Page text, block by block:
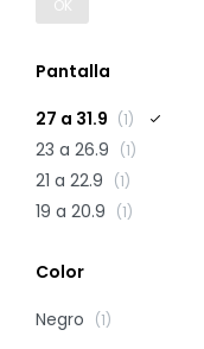
OK
Pantalla
27 a 31.9 (1)
23 a 26.9 (1)
21 a 22.9 (1)
19 a 20.9 (1)
Color
Negro
(1)